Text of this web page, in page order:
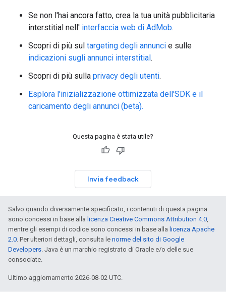
Se non l'hai ancora fatto, crea la tua unità pubblicitaria
interstitial nell' interfaccia web di AdMob.
Scopri di più sul targeting degli annunci e sulle
indicazioni sugli annunci interstitial.
Scopri di più sulla privacy degli utenti.
Esplora l'inizializzazione ottimizzata dell'SDK e il
caricamento degli annunci (beta).
Questa pagina è stata utile?
Invia feedback
Salvo quando diversamente specificato, i contenuti di questa pagina
sono concessi in base alla licenza Creative Commons Attribution 4.0,
mentre gli esempi di codice sono concessi in base alla licenza Apache
2.0. Per ulteriori dettagli, consulta le norme del sito di Google
Developers. Java è un marchio registrato di Oracle e/o delle sue
consociate.
Ultimo aggiornamento 2026-08-02 UTC.